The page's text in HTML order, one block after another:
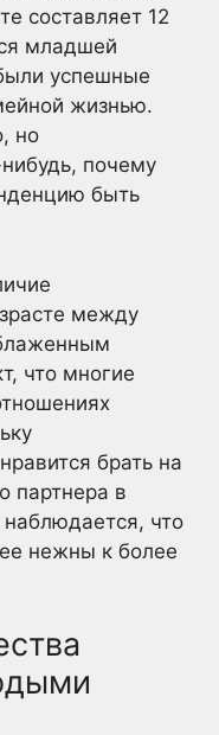
составляет 12
младшей
успешные
жизнью.
но
почему
быть
между
что многие
брать на
партнера в
что
нежны к более